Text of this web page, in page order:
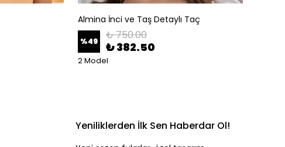
Almina İnci ve Taş Detaylı Taç
%49 ₺ 750.00
₺ 382.50
2 Model
Yeniliklerden İlk Sen Haberdar Ol!